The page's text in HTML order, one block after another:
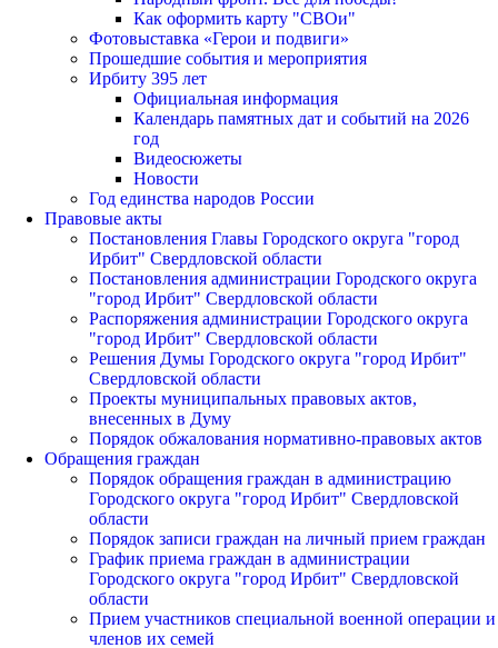
Как оформить карту "СВОи"
Фотовыставка «Герои и подвиги»
Прошедшие события и мероприятия
Ирбиту 395 лет
Официальная информация
Календарь памятных дат и событий на 2026
год
Видеосюжеты
Новости
Год единства народов России
Правовые акты
Постановления Главы Городского округа "город
Ирбит" Свердловской области
Постановления администрации Городского округа
"город Ирбит" Свердловской области
Распоряжения администрации Городского округа
"город Ирбит" Свердловской области
Решения Думы Городского округа "город Ирбит"
Свердловской области
Проекты муниципальных правовых актов,
внесенных в Думу
Порядок обжалования нормативно-правовых актов
Обращения граждан
Порядок обращения граждан в администрацию
Городского округа "город Ирбит" Свердловской
области
Порядок записи граждан на личный прием граждан
График приема граждан в администрации
Городского округа "город Ирбит" Свердловской
области
Прием участников специальной военной операции и
членов их семей